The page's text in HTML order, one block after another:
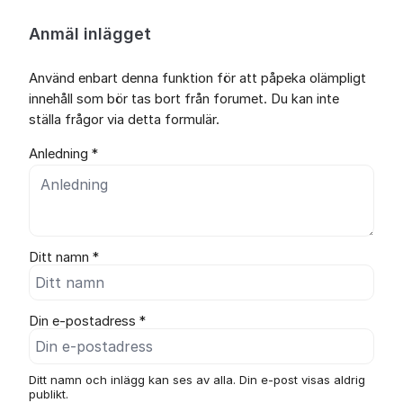
Anmäl inlägget
Använd enbart denna funktion för att påpeka olämpligt
innehåll som bör tas bort från forumet. Du kan inte
ställa frågor via detta formulär.
Anledning *
Ditt namn *
Din e-postadress *
Ditt namn och inlägg kan ses av alla. Din e-post visas aldrig
publikt.